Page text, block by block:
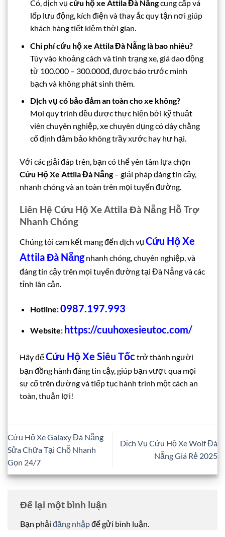
Có, dịch vụ cứu hộ xe Attila Đà Nẵngcung cấp vá
lốp lưu động, kích điện và thay ắc quy tận nơi giúp
khách hàng tiết kiệm thời gian.
Chi phí cứu hộ xe Attila Đà Nẵng là bao nhiêu?
Tùy vào khoảng cách và tình trạng xe, giá dao động
từ 100.000 – 300.000đ, được báo trước minh
bạch và không phát sinh thêm.
Dịch vụ có bảo đảm an toàn cho xe không?
Mọi quy trình đều được thực hiện bởi kỹ thuật
viên chuyên nghiệp, xe chuyên dụng có dây chằng
cố định đảm bảo không trầy xước hay hư hại.
Với các giải đáp trên, bạn có thể yên tâm lựa chọn
Cứu Hộ Xe Attila Đà Nẵng– giải pháp đáng tin cậy,
nhanh chóng và an toàn trên mọi tuyến đường.
Liên Hệ Cứu Hộ Xe Attila Đà Nẵng Hỗ Trợ
Nhanh Chóng
Chúng tôi cam kết mang đến dịch vụ Cứu Hộ Xe
Attila Đà Nẵngnhanh chóng, chuyên nghiệp, và
đáng tin cậy trên mọi tuyến đường tại Đà Nẵng và các
tỉnh lân cận.
Hotline:0987.197.993
Website: https://cuuhoxesieutoc.com/
Hãy đểCứu Hộ Xe Siêu Tốc trở thành người
bạn đồng hành đáng tin cậy, giúp bạn vượt qua mọi
sự cố trên đường và tiếp tục hành trình một cách an
toàn, thuận lợi!
Cứu Hộ Xe Galaxy Đà Nẵng
Sửa Chữa Tại Chỗ Nhanh
Gọn 24/7
Dịch Vụ Cứu Hộ Xe Wolf Đà
Nẵng Giá Rẻ 2025
Để lại một bình luận
Bạn phải đăng nhậpđể gửi bình luận.